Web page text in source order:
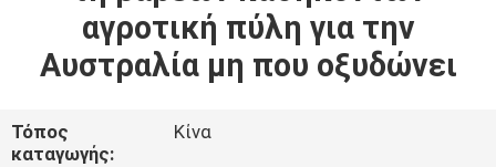
ΠΡΟΪΌΝΤΑ
ΠΕΡΊΠΟΥ
ΕΜΕΊΣ
αγροτική πύλη για την
Αυστραλία μη που οξυδώνει
Τόπος
καταγωγής:
Κίνα